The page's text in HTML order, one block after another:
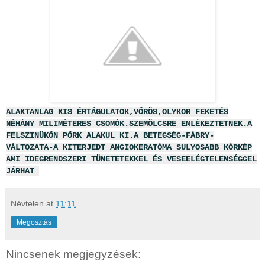
ALAKTANLAG KIS ÉRTÁGULATOK,VÖRÖS,OLYKOR FEKETÉS
NÉHÁNY MILIMÉTERES CSOMÓK.SZEMÖLCSRE EMLÉKEZTETNEK.A
FELSZINÜKÖN PÖRK ALAKUL KI.A BETEGSÉG-FÁBRY-
VÁLTOZATA-A KITERJEDT ANGIOKERATÓMA SULYOSABB KÓRKÉP
AMI IDEGRENDSZERI TÜNETETEKKEL ÉS VESEELÉGTELENSÉGGEL
JÁRHAT
Névtelen at 11:11
Megosztás
Nincsenek megjegyzések: